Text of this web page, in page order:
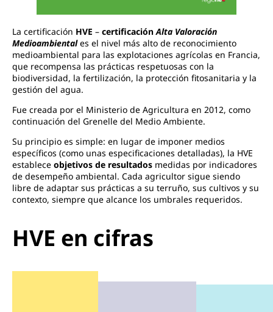
La certificación HVE – certificaciónAlta Valoración
Medioambiental es el nivel más alto de reconocimiento
medioambiental para las explotaciones agrícolas en Francia,
que recompensa las prácticas respetuosas con la
biodiversidad, la fertilización, la protección fitosanitaria y la
gestión del agua.
Fue creada por el Ministerio de Agricultura en 2012, como
continuación del Grenelle del Medio Ambiente.
Su principio es simple: en lugar de imponer medios
específicos (como unas especificaciones detalladas), la HVE
establece objetivos de resultados medidas por indicadores
de desempeño ambiental. Cada agricultor sigue siendo
libre de adaptar sus prácticas a su terruño, sus cultivos y su
contexto, siempre que alcance los umbrales requeridos.
HVE en cifras